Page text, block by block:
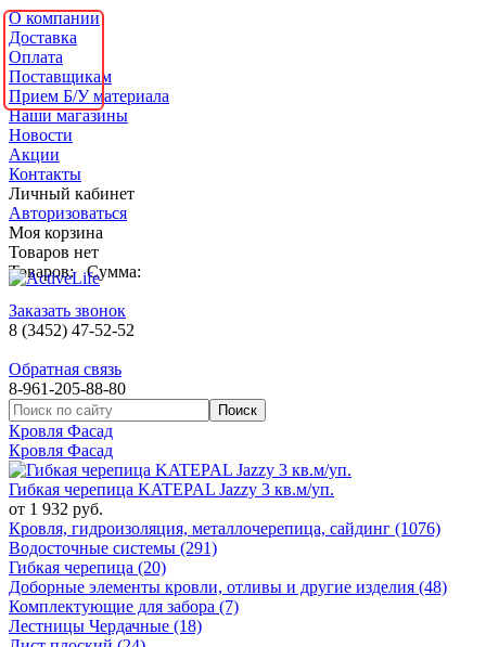
О компании
Доставка
Оплата
Поставщикам
Прием Б/У материала
Наши магазины
Новости
Акции
Контакты
Личный кабинет
Авторизоваться
Моя корзина
Товаров нет
Товаров: Сумма:
Заказать звонок
8 (3452) 47-52-52
Обратная связь
8-961-205-88-80
Кровля Фасад
Кровля Фасад
Гибкая черепица KATEPAL Jazzy 3 кв.м/уп.
от 1 932 руб.
Кровля, гидроизоляция, металлочерепица, сайдинг (1076)
Водосточные системы (291)
Гибкая черепица (20)
Доборные элементы кровли, отливы и другие изделия (48)
Комплектующие для забора (7)
Лестницы Чердачные (18)